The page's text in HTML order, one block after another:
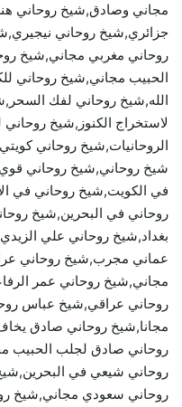
مجاني وصادق,شيخ روحاني
جزائري,شيخ روحاني
روحاني مغربي مجاني,شيخ
الحبيب مجاني,شيخ روحاني
الله,شيخ روحاني لفك
لاستخراج الكنوز,شيخ
الروحانيات,شيخ روحاني
شيخ روحاني,شيخ روحاني
في الكويت,شيخ روحاني في
روحاني في البحرين,شيخ
بغداد,شيخ روحاني علي
عماني مجرب,شيخ روحاني
مجاني,شيخ روحاني عمر
روحاني عراقي,شيخ عباس
مجانا,شيخ روحاني صادق
روحاني صادق لجلب الحبيب
روحاني شيعي في
روحاني سعودي مجاني,شيخ